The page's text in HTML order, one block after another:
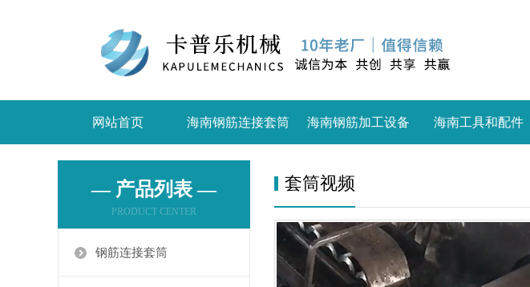
网站首页 海南钢筋连接套筒 海南钢筋加工设备 海南工具和配件
— 产品列表 —
PRODUCT CENTER
钢筋连接套筒
套筒视频